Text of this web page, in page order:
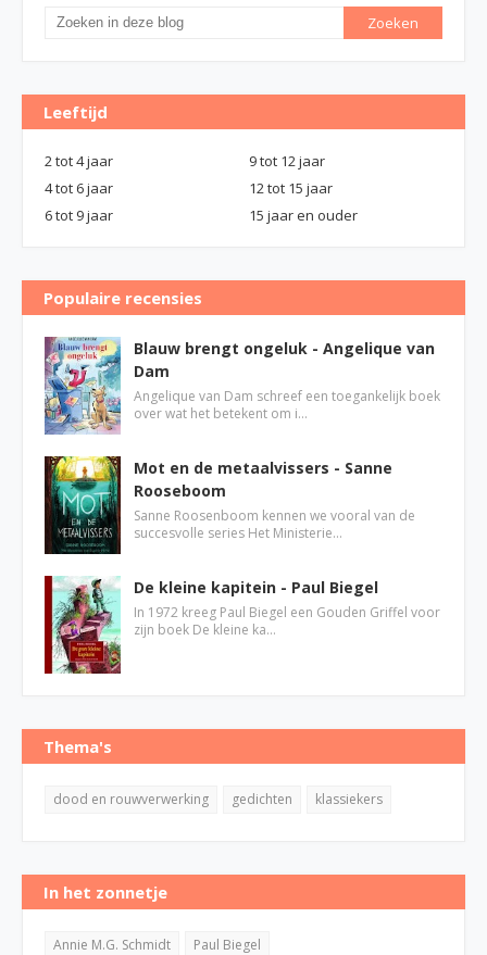
Leeftijd
2 tot 4 jaar
9 tot 12 jaar
4 tot 6 jaar
12 tot 15 jaar
6 tot 9 jaar
15 jaar en ouder
Populaire recensies
Blauw brengt ongeluk - Angelique van
Dam
Angelique van Dam schreef een toegankelijk boek
over wat het betekent om i…
Mot en de metaalvissers - Sanne
Rooseboom
Sanne Roosenboom kennen we vooral van de
succesvolle series Het Ministerie…
De kleine kapitein - Paul Biegel
In 1972 kreeg Paul Biegel een Gouden Griffel voor
zijn boek De kleine ka…
Thema's
dood en rouwverwerking gedichten klassiekers
In het zonnetje
Annie M.G. Schmidt Paul Biegel